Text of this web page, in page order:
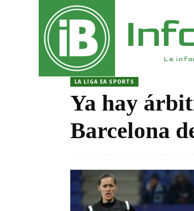
La
LA LIGA EA SPORTS
Ya hay
Barcelona